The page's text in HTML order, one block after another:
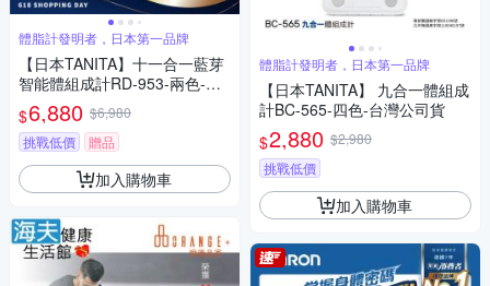
體脂計發明者，日本第一品牌
【日本TANITA】十一合一藍芽
智能體組成計RD-953-兩色-台
灣公司貨
$6,880 $6,980
挑戰低價
贈品
加入購物車
體脂計發明者，日本第一品牌
【日本TANITA】 九合一體組成
計BC-565-四色-台灣公司貨
$2,880 $2,980
挑戰低價
加入購物車